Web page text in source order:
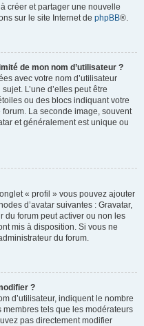
créer et partager une nouvelle
sur le site Internet de phpBB®.
de mon nom d’utilisateur ?
avec votre nom d’utilisateur
L’une d’elles peut être
ou des blocs indiquant votre
La seconde image, souvent
et généralement est unique ou
« profil » vous pouvez ajouter
d’avatar suivantes : Gravatar,
du forum peut activer ou non les
mis à disposition. Si vous ne
du forum.
?
d’utilisateur, indiquent le nombre
tels que les modérateurs
pas directement modifier